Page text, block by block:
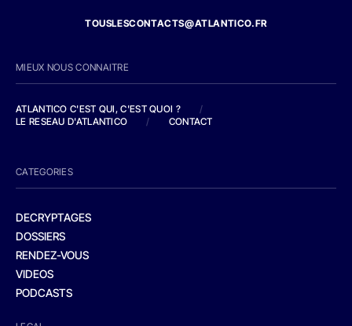
TOUSLESCONTACTS@ATLANTICO.FR
MIEUX NOUS CONNAITRE
ATLANTICO C'EST QUI, C'EST QUOI ?
/
LE RESEAU D'ATLANTICO
/ CONTACT
CATEGORIES
DECRYPTAGES
DOSSIERS
RENDEZ-VOUS
VIDEOS
PODCASTS